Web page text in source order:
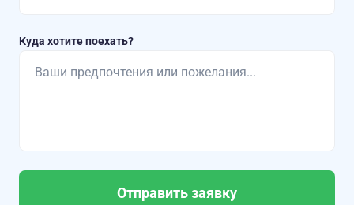
Куда хотите поехать?
Отправить заявку